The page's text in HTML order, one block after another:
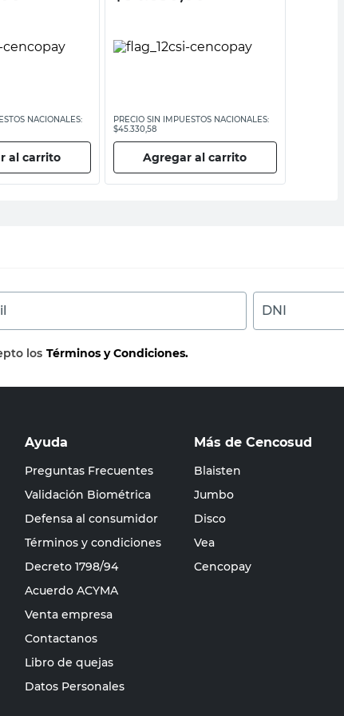
NACIONALES:
al carrito
PRECIO SIN IMPUESTOS NACIONALES:
$45.330,58
Agregar al carrito
DNI
los Términos y Condiciones.
Ayuda
Preguntas Frecuentes
Validación Biométrica
Defensa al consumidor
Términos y condiciones
Decreto 1798/94
Acuerdo ACYMA
Venta empresa
Contactanos
Libro de quejas
Datos Personales
Más de Cencosud
Blaisten
Jumbo
Disco
Vea
Cencopay